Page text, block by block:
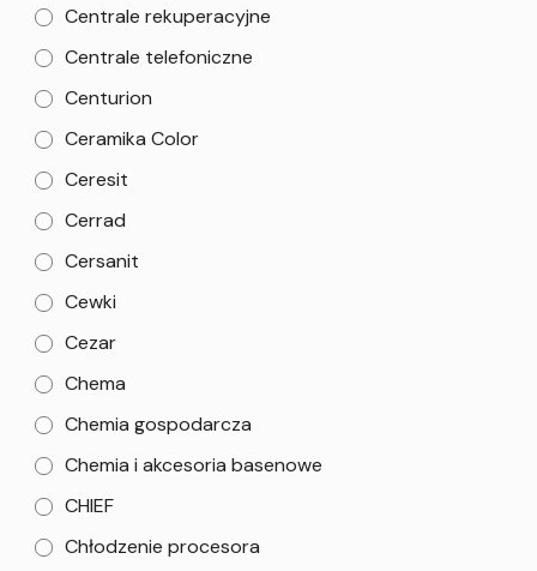
Centrale rekuperacyjne
Centrale telefoniczne
Centurion
Ceramika Color
Ceresit
Cerrad
Cersanit
Cewki
Cezar
Chema
Chemia gospodarcza
Chemia i akcesoria basenowe
CHIEF
Chłodzenie procesora